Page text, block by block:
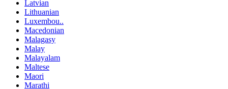
Latvian
Lithuanian
Luxembou..
Macedonian
Malagasy
Malay
Malayalam
Maltese
Maori
Marathi